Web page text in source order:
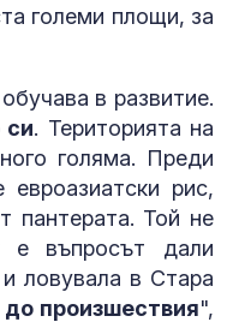
големи площи, за
в развитие.
си. Територията на
голяма. Преди
рис,
пантерата. Той не
е въпросът дали
ловувала в Стара
до произшествия",